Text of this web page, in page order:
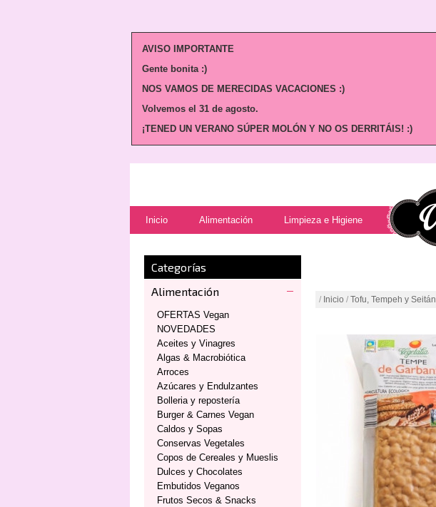
AVISO IMPORTANTE
Gente bonita :)
NOS VAMOS DE MERECIDAS VACACIONES :)
Volvemos el 31 de agosto.
¡TENED UN VERANO SÚPER MOLÓN Y NO OS DERRITÁIS! :)
Inicio Alimentación Limpieza e Higiene
Categorías
Alimentación
OFERTAS Vegan
NOVEDADES
Aceites y Vinagres
Algas & Macrobiótica
Arroces
Azúcares y Endulzantes
Bolleria y repostería
Burger & Carnes Vegan
Caldos y Sopas
Conservas Vegetales
Copos de Cereales y Mueslis
Dulces y Chocolates
Embutidos Veganos
Frutos Secos & Snacks
/ Inicio / Tofu, Tempeh y Seitán